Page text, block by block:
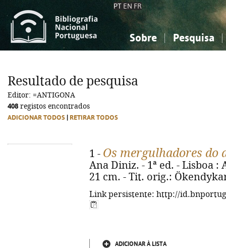
PT EN FR
Sobre Pesquisa
Ciências sociais...
Ciências sociais...
Resultado de pesquisa
Editor: =ANTIGONA
408 registos encontrados
ADICIONAR TODOS RETIRAR TODOS
1 - Os mergulhadores do
Ana Diniz. - 1ª ed. - Lisboa :
21 cm. - Tit. orig.:
Link persistente: http://
ADICIONAR À LISTA